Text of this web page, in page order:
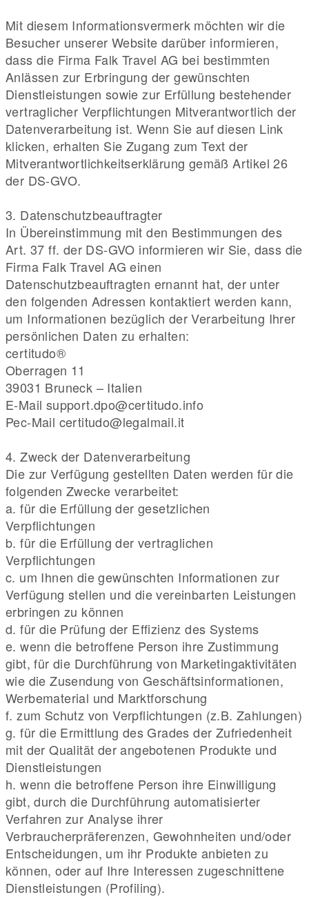
Mit diesem Informationsvermerk möchten wir die
Besucher unserer Website darüber informieren,
dass die Firma Falk Travel AG bei bestimmten
Anlässen zur Erbringung der gewünschten
Dienstleistungen sowie zur Erfüllung bestehender
vertraglicher Verpflichtungen Mitverantwortlich der
Datenverarbeitung ist. Wenn Sie auf diesen Link
klicken, erhalten Sie Zugang zum Text der
Mitverantwortlichkeitserklärung gemäß Artikel 26
der DS-GVO.
3. Datenschutzbeauftragter
In Übereinstimmung mit den Bestimmungen des
Art. 37 ff. der DS-GVO informieren wir Sie, dass die
Firma Falk Travel AG einen
Datenschutzbeauftragten ernannt hat, der unter
den folgenden Adressen kontaktiert werden kann,
um Informationen bezüglich der Verarbeitung Ihrer
persönlichen Daten zu erhalten:
certitudo®
Oberragen 11
39031 Bruneck – Italien
E-Mail support.dpo@certitudo.info
Pec-Mail certitudo@legalmail.it
4. Zweck der Datenverarbeitung
Die zur Verfügung gestellten Daten werden für die
folgenden Zwecke verarbeitet:
a. für die Erfüllung der gesetzlichen
Verpflichtungen
b. für die Erfüllung der vertraglichen
Verpflichtungen
c. um Ihnen die gewünschten Informationen zur
Verfügung stellen und die vereinbarten Leistungen
erbringen zu können
d. für die Prüfung der Effizienz des Systems
e. wenn die betroffene Person ihre Zustimmung
gibt, für die Durchführung von Marketingaktivitäten
wie die Zusendung von Geschäftsinformationen,
Werbematerial und Marktforschung
f. zum Schutz von Verpflichtungen (z.B. Zahlungen)
g. für die Ermittlung des Grades der Zufriedenheit
mit der Qualität der angebotenen Produkte und
Dienstleistungen
h. wenn die betroffene Person ihre Einwilligung
gibt, durch die Durchführung automatisierter
Verfahren zur Analyse ihrer
Verbraucherpräferenzen, Gewohnheiten und/oder
Entscheidungen, um ihr Produkte anbieten zu
können, oder auf Ihre Interessen zugeschnittene
Dienstleistungen (Profiling).